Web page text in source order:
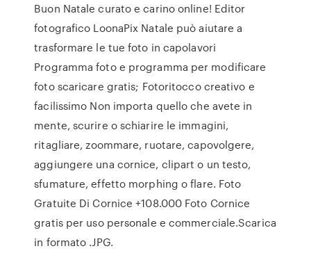
Buon Natale curato e carino online! Editor
fotografico LoonaPix Natale può aiutare a
trasformare le tue foto in capolavori
Programma foto e programma per modificare
foto scaricare gratis; Fotoritocco creativo e
facilissimo Non importa quello che avete in
mente, scurire o schiarire le immagini,
ritagliare, zoommare, ruotare, capovolgere,
aggiungere una cornice, clipart o un testo,
sfumature, effetto morphing o flare. Foto
Gratuite Di Cornice +108.000 Foto Cornice
gratis per uso personale e commerciale.Scarica
in formato .JPG.